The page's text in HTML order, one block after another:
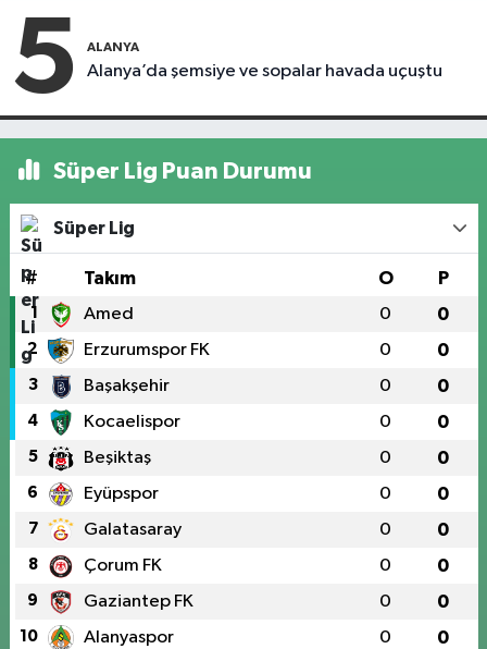
5 ALANYA
Alanya’da şemsiye ve sopalar havada uçuştu
Süper Lig Puan Durumu
Süper Lig
# Takım O P
1 Amed 0 0
2 Erzurumspor FK 0 0
3 Başakşehir 0 0
4 Kocaelispor 0 0
5 Beşiktaş 0 0
6 Eyüpspor 0 0
7 Galatasaray 0 0
8 Çorum FK 0 0
9 Gaziantep FK 0 0
10 Alanyaspor 0 0